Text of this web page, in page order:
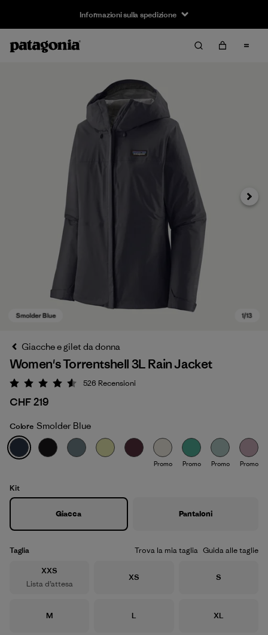
Informazioni sulla spedizione
Smolder Blue
Avanti
Giacche e gilet da donna
Women's Torrentshell 3L Rain Jacket
Valutazione: 4.6 / 5
526 Recensioni
CHF 219
Colore Smolder Blue
Promo Promo Promo Promo
Kit
Giacca Pantaloni
Taglia Trova la mia taglia Guida alle taglie
Taglia
XXS
Lista d’attesa
Taglia
XS Taglia
S
Taglia
M Taglia
L Taglia
XL